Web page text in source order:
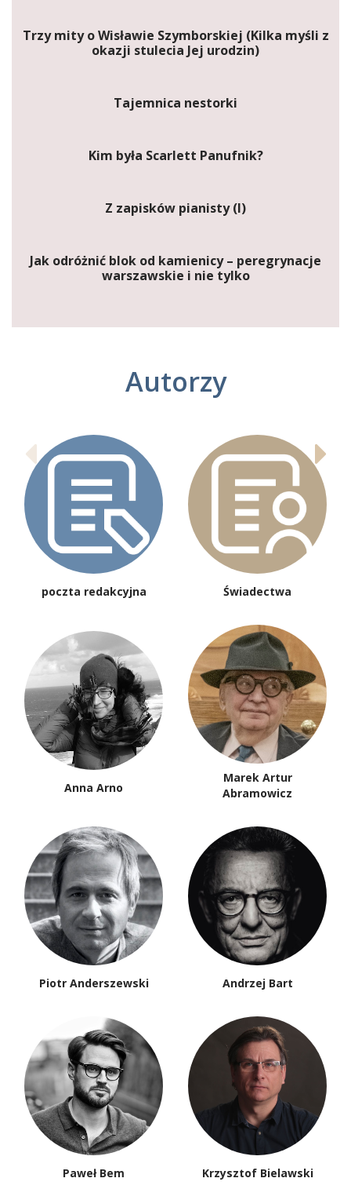
Trzy mity o Wisławie Szymborskiej (Kilka myśli z
okazji stulecia Jej urodzin)
Tajemnica nestorki
Kim była Scarlett Panufnik?
Z zapisków pianisty (I)
Jak odróżnić blok od kamienicy – peregrynacje
warszawskie i nie tylko
Autorzy
poczta redakcyjna Świadectwa
Anna Arno
Marek Artur
Abramowicz
Piotr Anderszewski Andrzej Bart
Paweł Bem Krzysztof Bielawski